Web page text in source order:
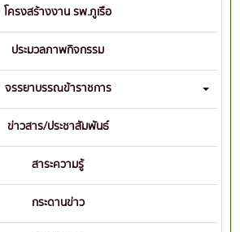
โครงสร้างงาน รพ.ภูเรือ
ประมวลภาพกิจกรรม
จรรยาบรรณข้าราชการ
ข่าวสาร/ประชาสัมพันธ์
สาระความรู้
กระดานข่าว